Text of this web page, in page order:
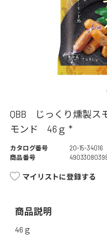
QBB じっくり燻製ス
モンド 46ｇ *
カタログ番号
20-15-34016
商品番号
マイリストに登録する
商品説明
46ｇ